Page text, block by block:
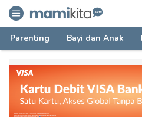
mamikita.com
Informasi Parenting untuk
Parenting Bayi dan Anak